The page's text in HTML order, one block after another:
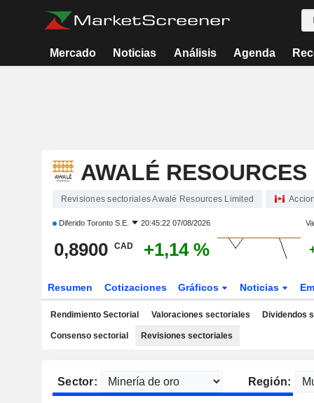
Mercado Noticias Análisis Agenda
AWALÉ
Revisiones sectoriales Awalé Resources Limited
Diferido Toronto S.E. 20:45:22 07/08/2026
0,8900 CAD +1,14 %
Resumen Cotizaciones Gráficos Noticias
Rendimiento Sectorial Valoraciones sectoriales Dividendos
Consenso sectorial Revisiones sectoriales
Sector: Región: